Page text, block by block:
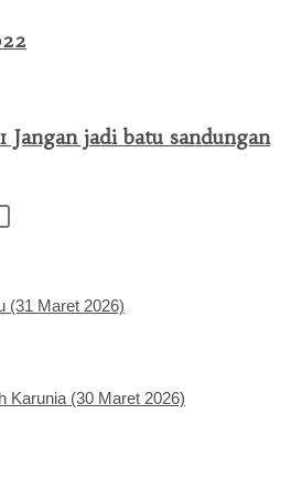
Jangan jadi batu sandungan
(31 Maret 2026)
Karunia (30 Maret 2026)